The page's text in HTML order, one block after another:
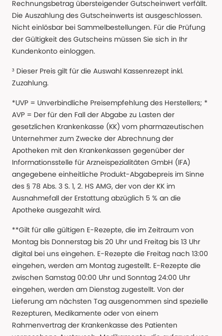
Rechnungsbetrag übersteigender Gutscheinwert verfällt.
Die Auszahlung des Gutscheinwerts ist ausgeschlossen.
Nicht einlösbar bei Sammelbestellungen. Für die Prüfung
der Gültigkeit des Gutscheins müssen Sie sich in Ihr
Kundenkonto einloggen.
³ Dieser Preis gilt für die Auswahl Kassenrezept inkl.
Zuzahlung.
*UVP = Unverbindliche Preisempfehlung des Herstellers; *
AVP = Der für den Fall der Abgabe zu Lasten der
gesetzlichen Krankenkasse (KK) vom pharmazeutischen
Unternehmer zum Zwecke der Abrechnung der
Apotheken mit den Krankenkassen gegenüber der
Informationsstelle für Arzneispezialitäten GmbH (IFA)
angegebene einheitliche Produkt-Abgabepreis im Sinne
des § 78 Abs. 3 S. 1, 2. HS AMG, der von der KK im
Ausnahmefall der Erstattung abzüglich 5 % an die
Apotheke ausgezahlt wird.
**Gilt für alle gültigen E-Rezepte, die im Zeitraum von
Montag bis Donnerstag bis 20 Uhr und Freitag bis 13 Uhr
digital bei uns eingehen. E-Rezepte die Freitag nach 13:00
eingehen, werden am Montag zugestellt. E-Rezepte die
zwischen Samstag 00:00 Uhr und Sonntag 24:00 Uhr
eingehen, werden am Dienstag zugestellt. Von der
Lieferung am nächsten Tag ausgenommen sind spezielle
Rezepturen, Medikamente oder von einem
Rahmenvertrag der Krankenkasse des Patienten